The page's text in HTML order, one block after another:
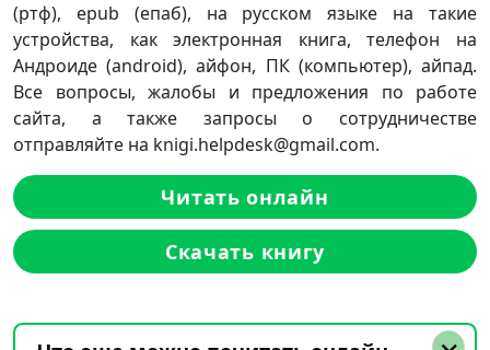
(ртф), epub (епаб), на русском языке на такие
устройства, как электронная книга, телефон на
Андроиде (android), айфон, ПК (компьютер), айпад.
Все вопросы, жалобы и предложения по работе
сайта, а также запросы о сотрудничестве
отправляйте на knigi.helpdesk@gmail.com.
Читать онлайн
Скачать книгу